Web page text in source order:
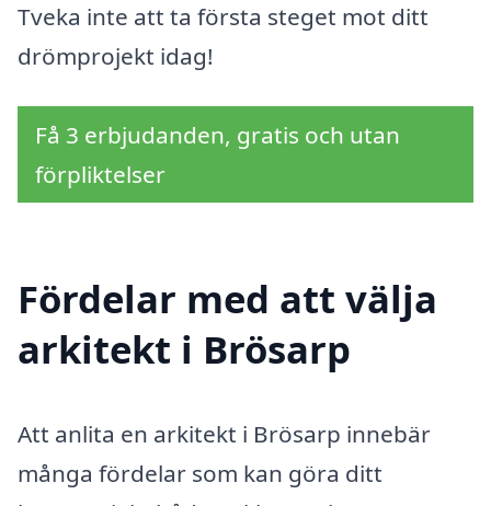
Tveka inte att ta första steget mot ditt
drömprojekt idag!
Få 3 erbjudanden, gratis och utan
förpliktelser
Fördelar med att välja
arkitekt i Brösarp
Att anlita en arkitekt i Brösarp innebär
många fördelar som kan göra ditt